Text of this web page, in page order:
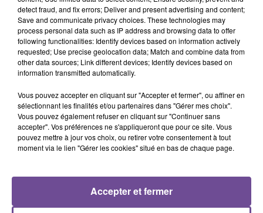
Cet élément est masqué compte-tenu du refus du
dépôt de cookies que vous avez exprimé. Si vous
souhaitez l'afficher, merci de nous donner votre accord
en cliquant sur le bouton ci-dessous.
Afficher l'élément
PRÈS DE CHEZ VOUS
detect fraud, and fix errors; Deliver and present advertising and content;
Save and communicate privacy choices. These technologies may
process personal data such as IP address and browsing data to offer
following functionalities: Identify devices based on information actively
requested; Use precise geolocation data; Match and combine data from
other data sources; Link different devices; Identify devices based on
information transmitted automatically.
Vous pouvez accepter en cliquant sur "Accepter et fermer", ou affiner en
sélectionnant les finalités et/ou partenaires dans "Gérer mes choix".
Vous pouvez également refuser en cliquant sur "Continuer sans
accepter". Vos préférences ne s'appliqueront que pour ce site. Vous
pouvez mettre à jour vos choix, ou retirer votre consentement à tout
moment via le lien "Gérer les cookies" situé en bas de chaque page.
Accepter et fermer